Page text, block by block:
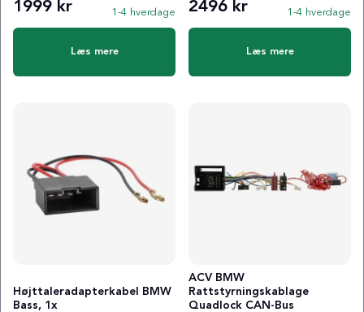
1999 kr 1-4 hverdage
Læs mere
2496 kr 1-4 hverdage
Læs mere
Højttaleradapterkabel BMW
Bass, 1x
ACV BMW
Rattstyrningskablage
Quadlock CAN-Bus